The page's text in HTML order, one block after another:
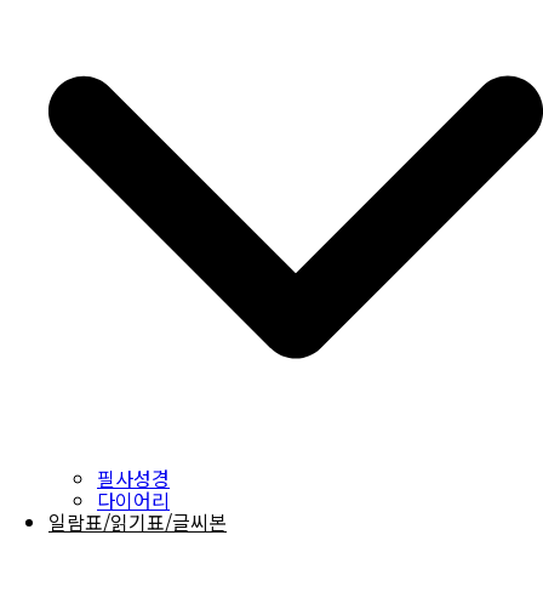
필사성경
다이어리
일람표/읽기표/글씨본